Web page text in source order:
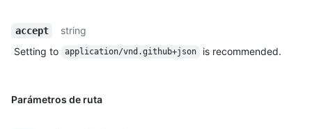
accept
string
Setting to
application/vnd.github+json is recommended.
Parámetros de ruta